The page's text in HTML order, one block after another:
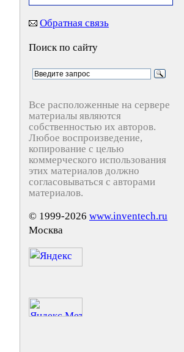
Обратная связь
Поиск по сайту
Все расположенные на сервере
материалы являются
собственностью их авторов.
Любое воспроизведение,
копирование с целью
коммерческого использования
этих материалов должно
согласовываться с авторами
материалов.
© 1999-2026 www.inventech.ru
Москва